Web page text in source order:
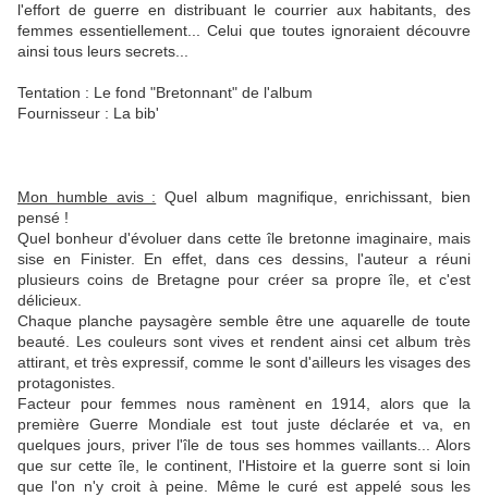
l'effort de guerre en distribuant le courrier aux habitants, des
femmes essentiellement... Celui que toutes ignoraient découvre
ainsi tous leurs secrets...
Tentation : Le fond "Bretonnant" de l'album
Fournisseur : La bib'
Mon humble avis : Quel album magnifique, enrichissant, bien
pensé !
Quel bonheur d'évoluer dans cette île bretonne imaginaire, mais
sise en Finister. En effet, dans ces dessins, l'auteur a réuni
plusieurs coins de Bretagne pour créer sa propre île, et c'est
délicieux.
Chaque planche paysagère semble être une aquarelle de toute
beauté. Les couleurs sont vives et rendent ainsi cet album très
attirant, et très expressif, comme le sont d'ailleurs les visages des
protagonistes.
Facteur pour femmes nous ramènent en 1914, alors que la
première Guerre Mondiale est tout juste déclarée et va, en
quelques jours, priver l'île de tous ses hommes vaillants... Alors
que sur cette île, le continent, l'Histoire et la guerre sont si loin
que l'on n'y croit à peine. Même le curé est appelé sous les